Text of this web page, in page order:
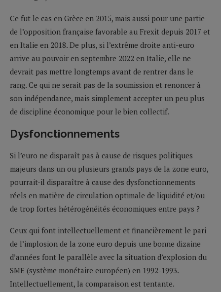
Ce fut le cas en Grèce en 2015, mais aussi pour une partie
de l’opposition française favorable au Frexit depuis 2017 et
en Italie en 2018. De plus, si l’extrême droite anti-euro
arrive au pouvoir en septembre 2022 en Italie, elle ne
devrait pas mettre longtemps avant de rentrer dans le
rang. Ce qui ne serait pas de la soumission et renoncer à
son indépendance, mais simplement accepter un peu plus
de discipline économique pour le bien collectif.
Dysfonctionnements
Si l’euro ne disparaît pas à cause de risques politiques
majeurs dans un ou plusieurs grands pays de la zone euro,
pourrait-il disparaître à cause des dysfonctionnements
réels en matière de circulation optimale de liquidité et/ou
de trop fortes hétérogénéités économiques entre pays ?
Ceux qui font intellectuellement et financièrement le pari
de l’implosion de la zone euro depuis une bonne dizaine
d’années font le parallèle avec la situation d’explosion du
SME (système monétaire européen) en 1992-1993.
Intellectuellement, la comparaison est tentante.